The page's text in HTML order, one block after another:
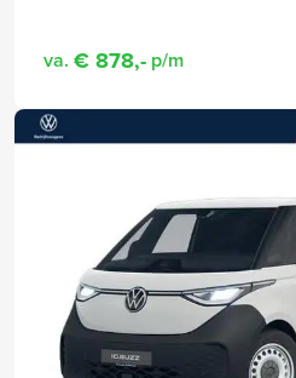
va. € 878,- p/m